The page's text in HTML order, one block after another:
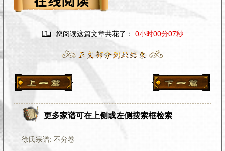
 您阅读这篇文章共花了： 0小时00分08秒
更多家谱可在上侧或左侧搜索框检索
徐氏宗谱: 不分卷